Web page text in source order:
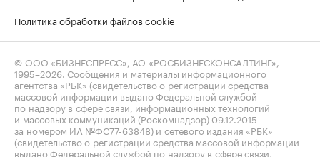
Политика обработки файлов cookie
© ООО «БИЗНЕСПРЕСС», АО «РОСБИЗНЕСКОНСАЛТИНГ»,
1995–2026 . Сообщения и материалы информационного
агентства «РБК» (свидетельство о регистрации средства
массовой информации выдано Федеральной службой
по надзору в сфере связи, информационных технологий
и массовых коммуникаций (Роскомнадзор) 09.12.2015
за номером ИА №ФС77-63848) и сетевого издания «РБК»
(свидетельство о регистрации средства массовой информации
выдано Федеральной службой по надзору в сфере связи,